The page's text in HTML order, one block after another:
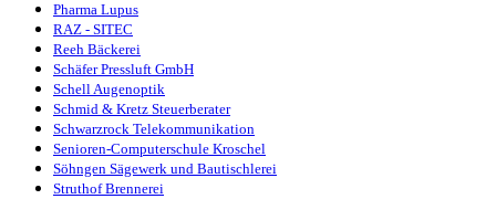
Pharma Lupus
RAZ - SITEC
Reeh Bäckerei
Schäfer Pressluft GmbH
Schell Augenoptik
Schmid & Kretz Steuerberater
Schwarzrock Telekommunikation
Senioren-Computerschule Kroschel
Söhngen Sägewerk und Bautischlerei
Struthof Brennerei